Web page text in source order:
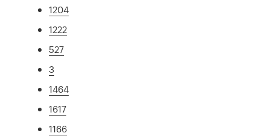
1204
1222
527
3
1464
1617
1166